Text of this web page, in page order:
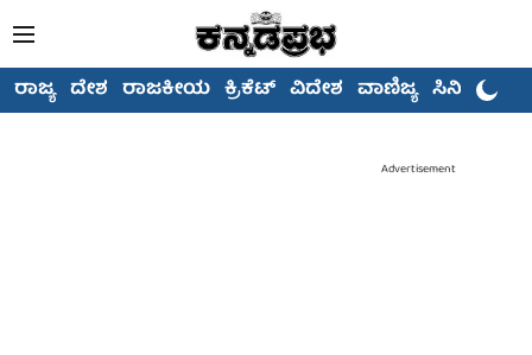
ರಾಜ್ಯ ದೇಶ ರಾಜಕೀಯ ಕ್ರಿಕೆಟ್ ವಿದೇಶ ವಾಣಿಜ್ಯ ಸಿನಿಮಾ
Advertisement